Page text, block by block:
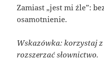
Zamiast „jest mi źle”:
osamotnienie.
Wskazówka: korzystaj
rozszerzać słownictwo.